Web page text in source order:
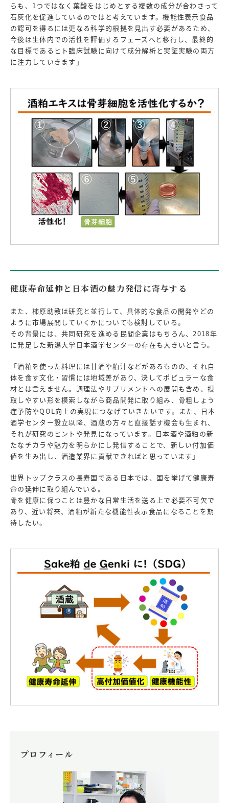
らも、1つではなく葉酸をはじめとする複数の成分が合わさって
石灰化を促進しているのではと考えています。機能性表示食品
の認可を得るには更なる科学的根拠を見出す必要があるため、
今後は生体内での活性を評価するフェーズへと移行し、最終的
な目標であるヒト臨床試験に向けて成分解析と実証実験の両方
に注力していきます」
健康寿命延伸と日本酒の魅力発信に寄与する
また、柿原助教は研究と並行して、具体的な食品の開発やどの
ように市場展開していくかについても検討している。
その背景には、共同研究を進める民間企業はもちろん、2018年
に発足した新潟大学日本酒学センターの存在も大きいと言う。
「酒粕を使った料理には甘酒や粕汁などがあるものの、それ自
体を食す文化・習慣には地域差があり、決してポピュラーな食
材とは言えません。調理法やサプリメントへの展開も含め、摂
取しやすい形を模索しながら商品開発に取り組み、骨粗しょう
症予防やQOL向上の実現につなげていきたいです。また、日本
酒学センター設立以降、酒蔵の方々と直接話す機会も生まれ、
それが研究のヒントや発見になっています。日本酒や酒粕の新
たなチカラや魅力を明らかにし発信することで、新しい付加価
値を生み出し、酒造業界に貢献できればと思っています」
世界トップクラスの長寿国である日本では、国を挙げて健康寿
命の延伸に取り組んでいる。
骨を健康に保つことは豊かな日常生活を送る上で必要不可欠で
あり、近い将来、酒粕が新たな機能性表示食品になることを期
待したい。
プロフィール